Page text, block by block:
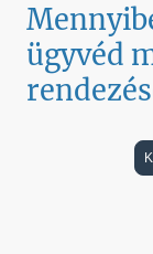
ügyvéd